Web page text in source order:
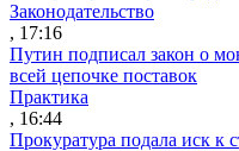
Законодательство
, 17:16
Путин подписал закон о
всей цепочке поставок
Практика
, 16:44
Прокуратура подала иск к